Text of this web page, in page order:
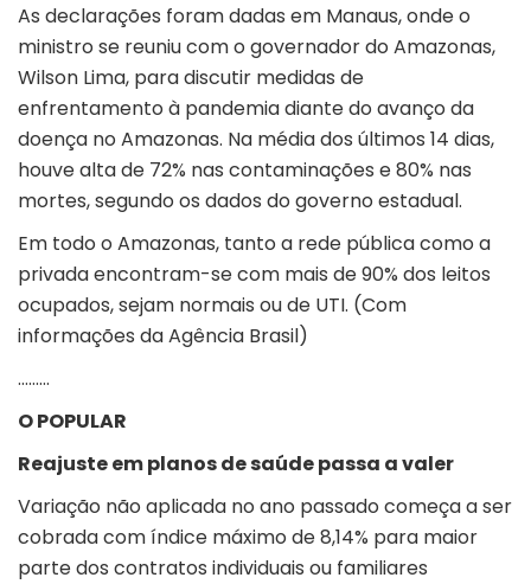
As declarações foram dadas em Manaus, onde o
ministro se reuniu com o governador do Amazonas,
Wilson Lima, para discutir medidas de
enfrentamento à pandemia diante do avanço da
doença no Amazonas. Na média dos últimos 14 dias,
houve alta de 72% nas contaminações e 80% nas
mortes, segundo os dados do governo estadual.
Em todo o Amazonas, tanto a rede pública como a
privada encontram-se com mais de 90% dos leitos
ocupados, sejam normais ou de UTI. (Com
informações da Agência Brasil)
………
O POPULAR
Reajuste em planos de saúde passa a valer
Variação não aplicada no ano passado começa a ser
cobrada com índice máximo de 8,14% para maior
parte dos contratos individuais ou familiares